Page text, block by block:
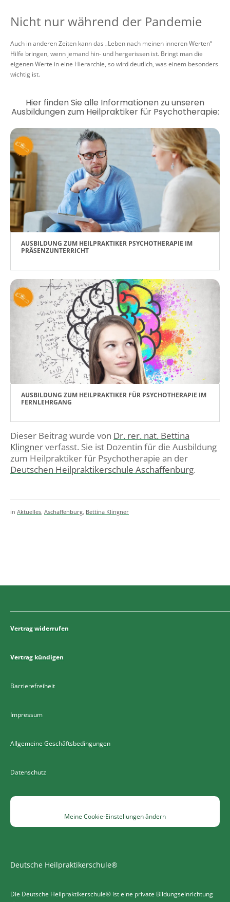
Nicht nur während der Pandemie
Auch in anderen Zeiten kann das „Leben nach meinen inneren Werten“
Hilfe bringen, wenn jemand hin- und hergerissen ist. Bringt man die
eigenen Werte in eine Hierarchie, so wird deutlich, was einem besonders
wichtig ist.
Hier finden Sie alle Informationen zu unseren
Ausbildungen zum Heilpraktiker für Psychotherapie:
AUSBILDUNG ZUM HEILPRAKTIKER PSYCHOTHERAPIE IM
PRÄSENZUNTERRICHT
AUSBILDUNG ZUM HEILPRAKTIKER FÜR PSYCHOTHERAPIE IM
FERNLEHRGANG
Dieser Beitrag wurde von Dr. rer. nat. Bettina
Klingnerverfasst. Sie ist Dozentin für die Ausbildung
zum Heilpraktiker für Psychotherapie an der
Deutschen Heilpraktikerschule Aschaffenburg.
in Aktuelles Aschaffenburg Bettina Klingner
Vertrag widerrufen
Vertrag kündigen
Barrierefreiheit
Impressum
Allgemeine Geschäftsbedingungen
Datenschutz
Meine Cookie-Einstellungen ändern
Deutsche Heilpraktikerschule®
Die Deutsche Heilpraktikerschule® ist eine private Bildungseinrichtung